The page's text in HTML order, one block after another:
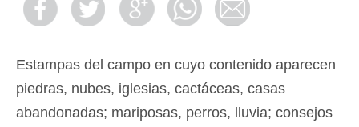
Estampas del campo en cuyo contenido aparecen
piedras, nubes, iglesias, cactáceas, casas
abandonadas; mariposas, perros, lluvia; consejos